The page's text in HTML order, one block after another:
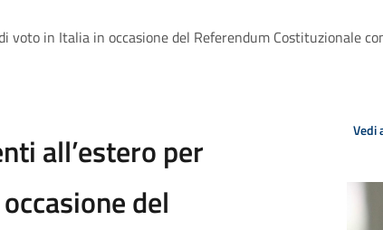
voto in Italia in occasione del Referendum Costituzionale
all’estero per
del
Vedi